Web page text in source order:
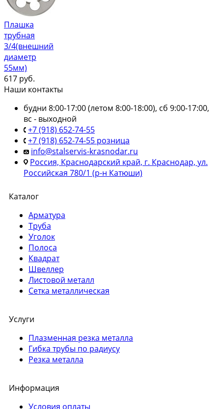
Плашка
трубная
3/4(внешний
диаметр
55мм)
617 руб.
Наши контакты
будни 8:00-17:00 (летом 8:00-18:00), сб 9:00-17:00,
вс - выходной
+7 (918) 652-74-55
+7 (918) 652-74-55 розница
info@stalservis-krasnodar.ru
Россия, Краснодарский край, г. Краснодар, ул.
Российская 780/1 (р-н Катюши)
Каталог
Арматура
Труба
Уголок
Полоса
Квадрат
Швеллер
Листовой металл
Сетка металлическая
Услуги
Плазменная резка металла
Гибка трубы по радиусу
Резка металла
Информация
Условия оплаты